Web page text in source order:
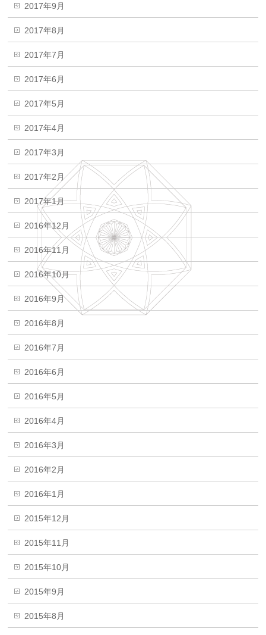
2017年9月
2017年8月
2017年7月
2017年6月
2017年5月
2017年4月
2017年3月
2017年2月
2017年1月
2016年12月
2016年11月
2016年10月
2016年9月
2016年8月
2016年7月
2016年6月
2016年5月
2016年4月
2016年3月
2016年2月
2016年1月
2015年12月
2015年11月
2015年10月
2015年9月
2015年8月